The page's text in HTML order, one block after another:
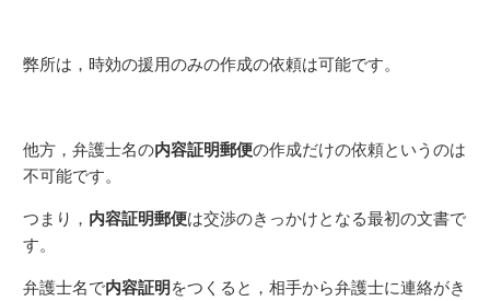
弊所は，時効の援用のみの作成の依頼は可能です。
他方，弁護士名の内容証明郵便の作成だけの依頼というのは
不可能です。
つまり， 内容証明郵便は交渉のきっかけとなる最初の文書で
す。
弁護士名で内容証明をつくると，相手から弁護士に連絡がき